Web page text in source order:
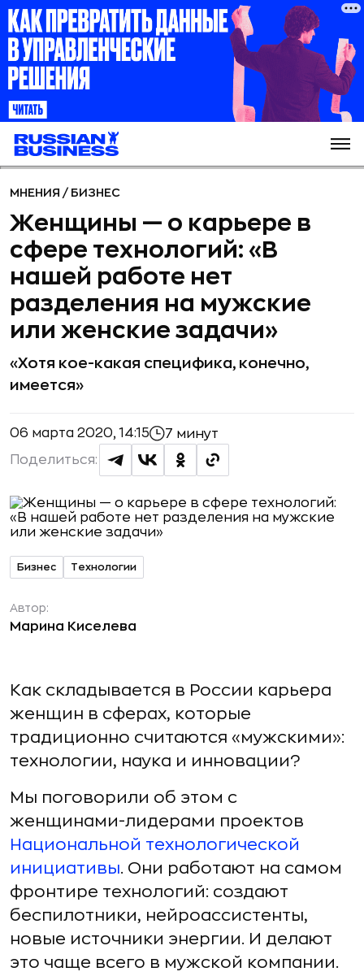
МНЕНИЯ / БИЗНЕС
Женщины — о карьере в
сфере технологий: «В
нашей работе нет
разделения на мужские
или женские задачи»
«Хотя кое-какая специфика, конечно,
имеется»
06 марта 2020, 14:15 7 минут
Поделиться:
Бизнес Технологии
Автор:
Марина Киселева
Как складывается в России карьера
женщин в сферах, которые
традиционно считаются «мужскими»:
технологии, наука и инновации?
Мы поговорили об этом с
женщинами-лидерами проектов
Национальной технологической
инициативы. Они работают на самом
фронтире технологий: создают
беспилотники, нейроассистенты,
новые источники энергии. И делают
это чаще всего в мужской компании.